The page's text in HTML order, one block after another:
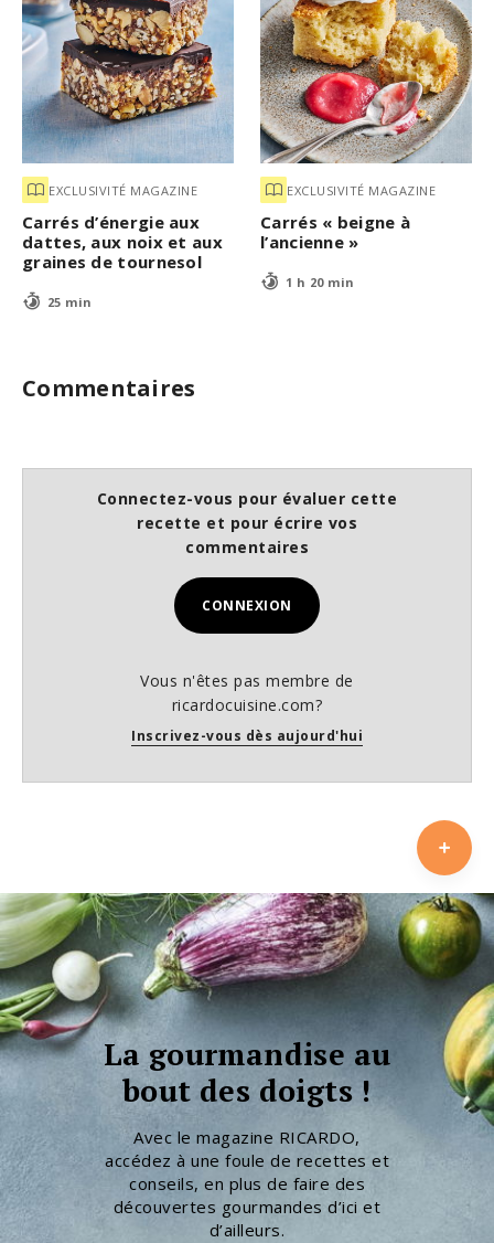
EXCLUSIVITÉ MAGAZINE
Carrés d’énergie aux
dattes, aux noix et aux
graines de tournesol
25 min
EXCLUSIVITÉ MAGAZINE
Carrés « beigne à
l’ancienne »
1 h 20 min
Commentaires
Connectez-vous pour évaluer cette
recette et pour écrire vos
commentaires
CONNEXION
Vous n'êtes pas membre de
ricardocuisine.com?
Inscrivez-vous dès aujourd'hui
La gourmandise au
bout des doigts !
Avec le magazine RICARDO,
accédez à une foule de recettes et
conseils, en plus de faire des
découvertes gourmandes d’ici et
d’ailleurs.